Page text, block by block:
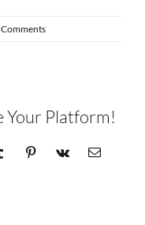
Your Platform!
Pinterest
Vk Email